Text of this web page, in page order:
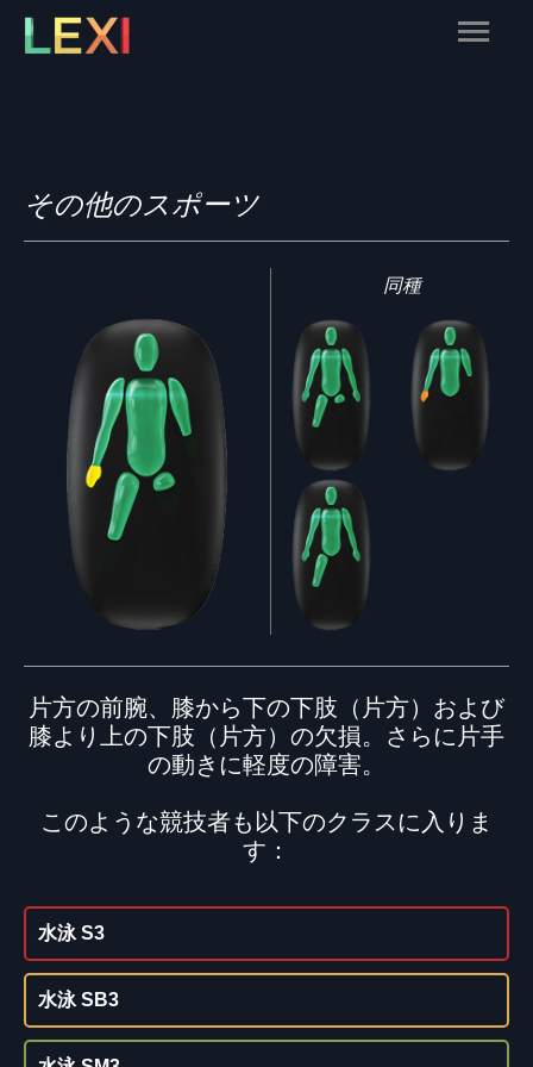
Skip
Main
その他のスポーツ
同種
片方の前腕、膝から下の下肢（片方）および
膝より上の下肢（片方）の欠損。さらに片手
の動きに軽度の障害。
このような競技者も以下のクラスに入りま
す：
水泳 S3
水泳 SB3